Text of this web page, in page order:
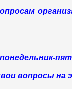
вопросы на